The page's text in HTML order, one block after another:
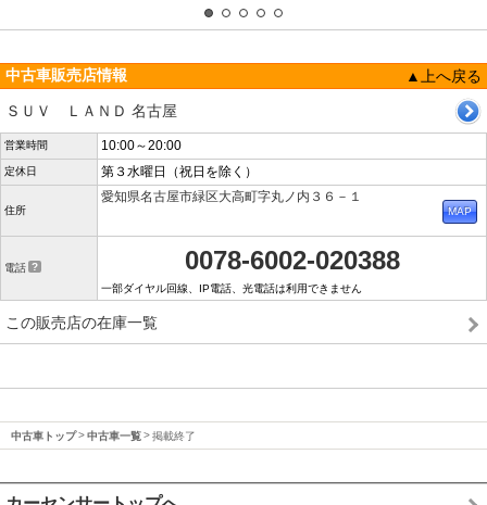
中古車販売店情報
▲上へ戻る
ＳＵＶ ＬＡＮＤ 名古屋
営業時間 10:00～20:00
定休日 第３水曜日（祝日を除く）
住所
愛知県名古屋市緑区大高町字丸ノ内３６－１
電話 0078-6002-020388
一部ダイヤル回線、IP電話、光電話は利用できません
この販売店の在庫一覧
中古車トップ 中古車一覧 掲載終了